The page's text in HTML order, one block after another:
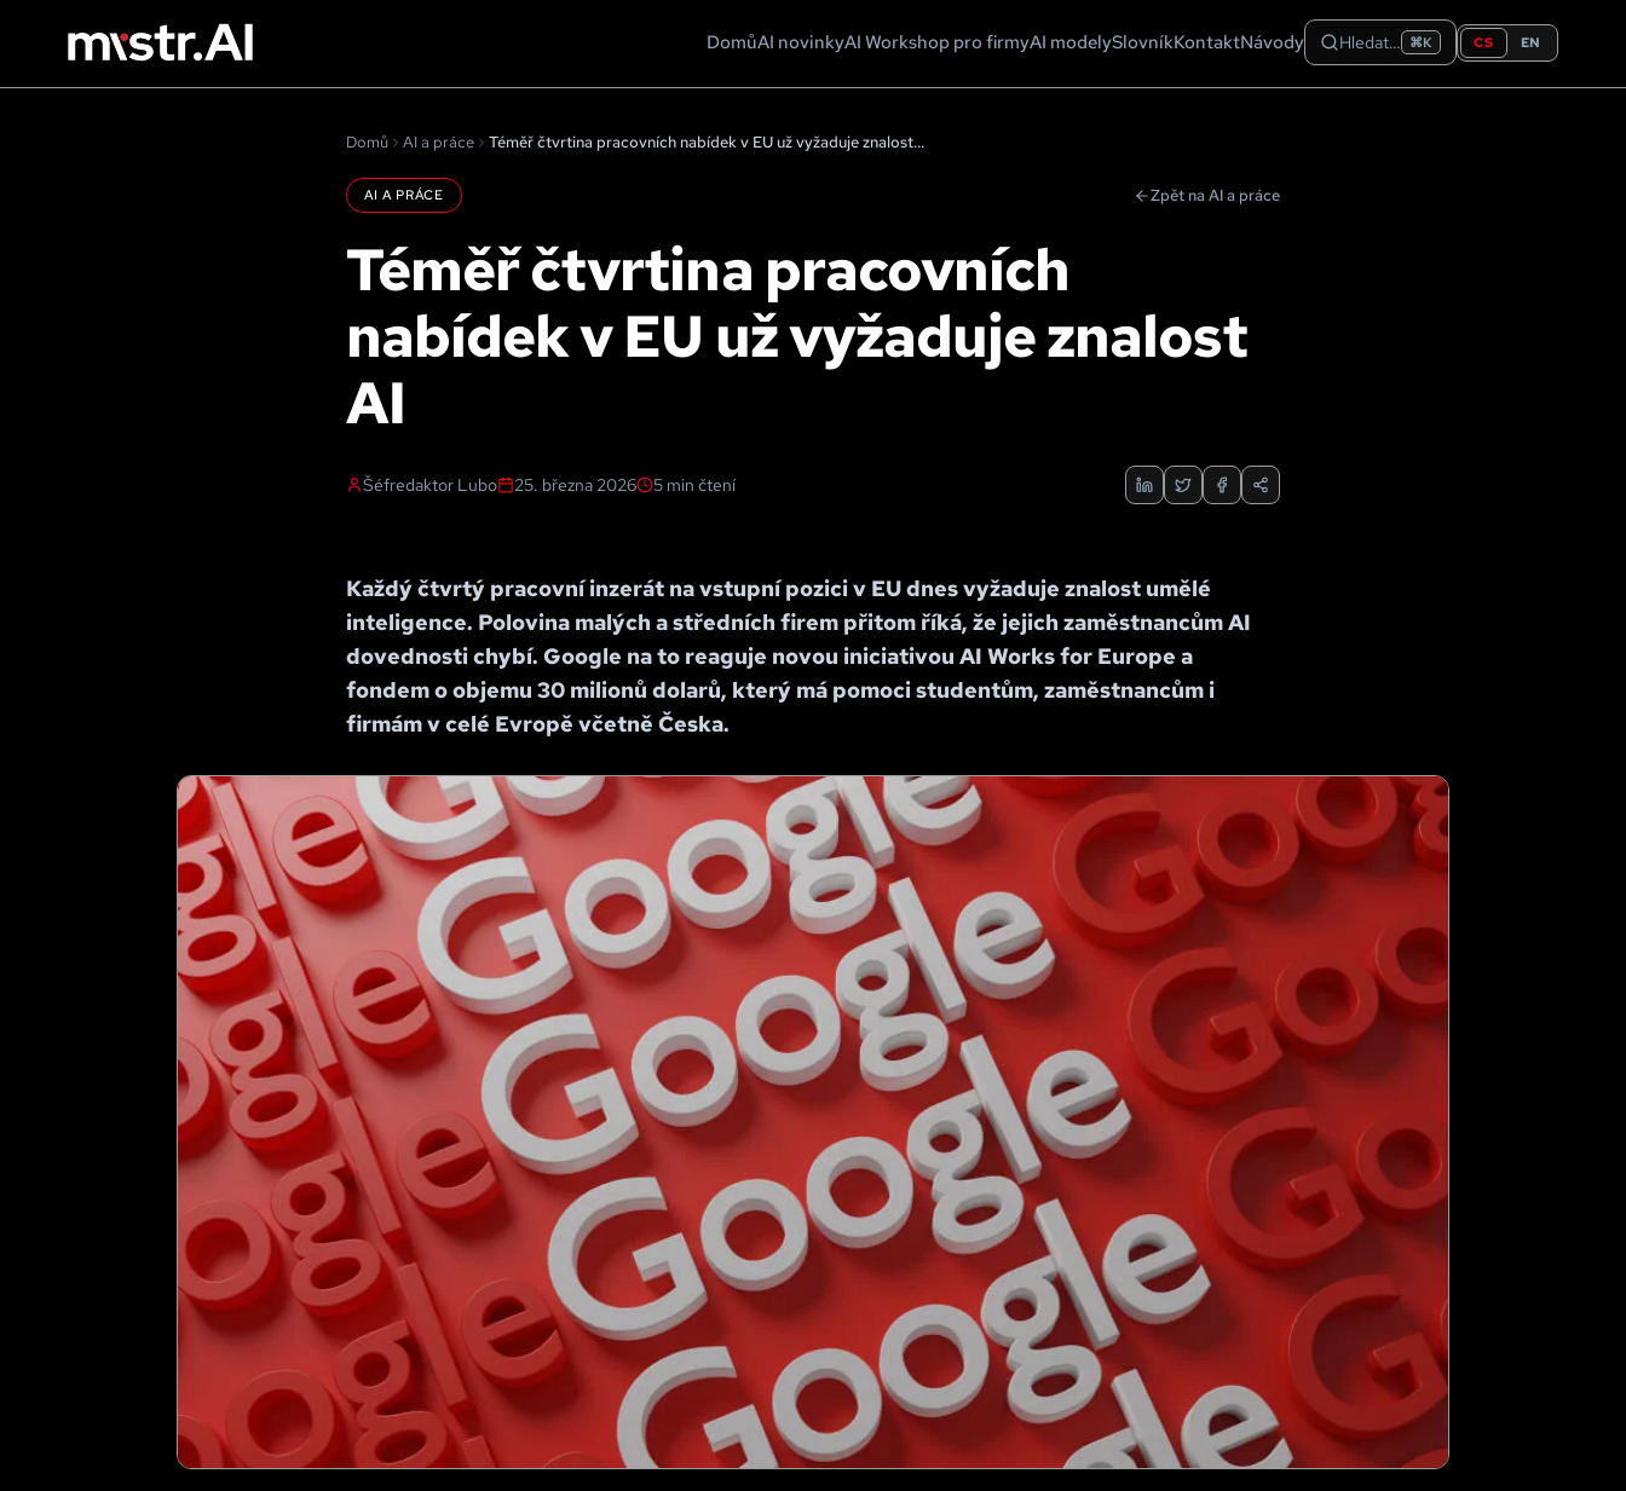
DomůAI novinkyAI Workshop pro firmyAI modelySlovníkKontaktNávody Hledat… ⌘K CS EN
Domů AI a práce Téměř čtvrtina pracovních nabídek v EU už vyžaduje znalost AI
AI A PRÁCE Zpět na AI a práce
Téměř čtvrtina pracovních
nabídek v EU už vyžaduje znalost
AI
Šéfredaktor Lubo 25. března 2026 5 min čtení
Každý čtvrtý pracovní inzerát na vstupní pozici v EU dnes vyžaduje znalost umělé
inteligence. Polovina malých a středních firem přitom říká, že jejich zaměstnancům AI
dovednosti chybí. Google na to reaguje novou iniciativou AI Works for Europe a
fondem o objemu 30 milionů dolarů, který má pomoci studentům, zaměstnancům i
firmám v celé Evropě včetně Česka.